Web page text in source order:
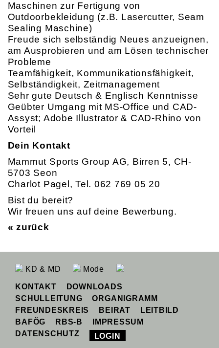
Maschinen zur Fertigung von
Outdoorbekleidung (z.B. Lasercutter, Seam
Sealing Maschine)
Freude sich selbständig Neues anzueignen,
am Ausprobieren und am Lösen technischer
Probleme
Teamfähigkeit, Kommunikationsfähigkeit,
Selbständigkeit, Zeitmanagement
Sehr gute Deutsch & Englisch Kenntnisse
Geübter Umgang mit MS-Office und CAD-
Assyst; Adobe Illustrator & CAD-Rhino von
Vorteil
Dein Kontakt
Mammut Sports Group AG, Birren 5, CH-
5703 Seon
Charlot Pagel, Tel. 062 769 05 20
Bist du bereit?
Wir freuen uns auf deine Bewerbung.
« zurück
KD & MD Mode
KONTAKT
DOWNLOADS
SCHULLEITUNG
ORGANIGRAMM
FREUNDESKREIS
BEIRAT
LEITBILD
BAFÖG
RBS-B
IMPRESSUM
DATENSCHUTZ
LOGIN